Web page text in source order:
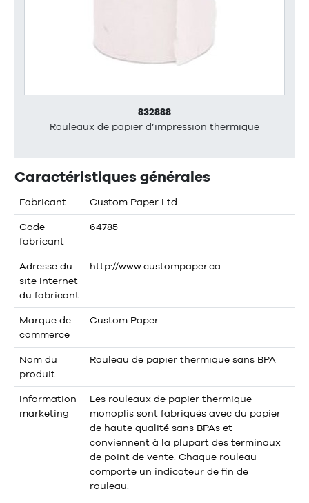
832888
Rouleaux de papier d’impression thermique
Caractéristiques générales
Fabricant Custom Paper Ltd
Code
fabricant
64785
Adresse du
site Internet
du fabricant
http://www.custompaper.ca
Marque de
commerce
Custom Paper
Nom du
produit
Rouleau de papier thermique sans BPA
Information
marketing
Les rouleaux de papier thermique
monoplis sont fabriqués avec du papier
de haute qualité sans BPAs et
conviennent à la plupart des terminaux
de point de vente. Chaque rouleau
comporte un indicateur de fin de
rouleau.